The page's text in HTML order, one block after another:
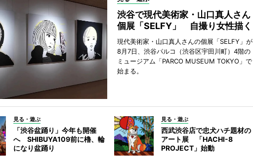
渋谷で現代美術家・山口真人さん
個展「SELFY」 自撮り女性描く
現代美術家・山口真人さんの個展「SELFY」が
8月7日、渋谷パルコ（渋谷区宇田川町）4階の
ミュージアム「PARCO MUSEUM TOKYO」で
始まる。
見る・遊ぶ
「渋谷盆踊り」今年も開催
へ SHIBUYA109前に櫓、輪
になり盆踊り
見る・遊ぶ
西武渋谷店で忠犬ハチ題材の
アート展 「HACHI-8
PROJECT」始動